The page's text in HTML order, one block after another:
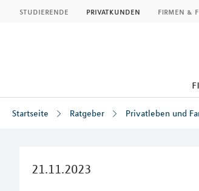
studierende privatkunden firmen &
Startseite Ratgeber Privatleben und
21.11.2023